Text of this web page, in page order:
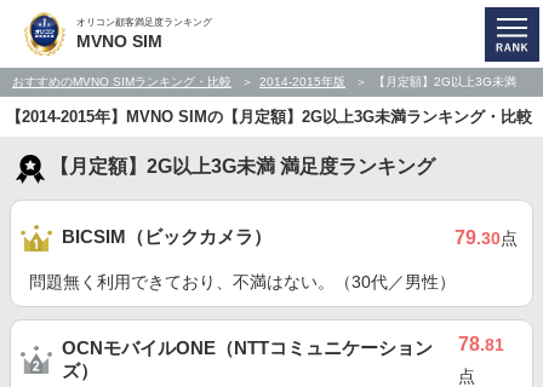
オリコン顧客満足度ランキング
MVNO SIM
おすすめのMVNO SIMランキング・比較 2014-2015年版 【月定額】2G以上3G未満
【2014-2015年】MVNO SIMの【月定額】2G以上3G未満ランキング・比較
【月定額】2G以上3G未満 満足度ランキング
BICSIM（ビックカメラ） 79.30点
問題無く利用できており、不満はない。（30代／男性）
OCNモバイルONE（NTTコミュニケーション
ズ）
78.81
点